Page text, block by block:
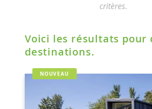
critères.
Voici les résultats pour
destinations.